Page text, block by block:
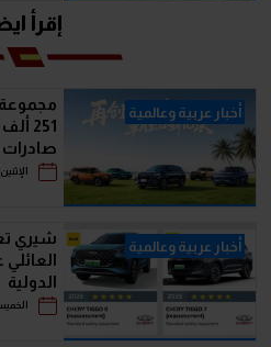
إقرأ
أخبار عربية وعالمية
صادرات
الإثنين 11 مايو 2026
أخبار عربية وعالمية
شيري
الدولية
الخميس 07